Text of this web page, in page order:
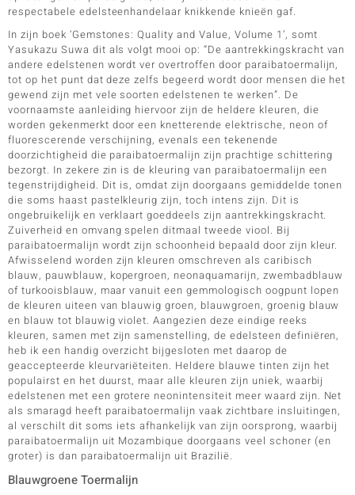
respectabele edelsteenhandelaar knikkende knieën gaf.
In zijn boek ‘Gemstones: Quality and Value, Volume 1’, somt
Yasukazu Suwa dit als volgt mooi op: “De aantrekkingskracht van
andere edelstenen wordt ver overtroffen door paraibatoermalijn,
tot op het punt dat deze zelfs begeerd wordt door mensen die het
gewend zijn met vele soorten edelstenen te werken”. De
voornaamste aanleiding hiervoor zijn de heldere kleuren, die
worden gekenmerkt door een knetterende elektrische, neon of
fluorescerende verschijning, evenals een tekenende
doorzichtigheid die paraibatoermalijn zijn prachtige schittering
bezorgt. In zekere zin is de kleuring van paraibatoermalijn een
tegenstrijdigheid. Dit is, omdat zijn doorgaans gemiddelde tonen
die soms haast pastelkleurig zijn, toch intens zijn. Dit is
ongebruikelijk en verklaart goeddeels zijn aantrekkingskracht.
Zuiverheid en omvang spelen ditmaal tweede viool. Bij
paraibatoermalijn wordt zijn schoonheid bepaald door zijn kleur.
Afwisselend worden zijn kleuren omschreven als caribisch
blauw, pauwblauw, kopergroen, neonaquamarijn, zwembadblauw
of turkooisblauw, maar vanuit een gemmologisch oogpunt lopen
de kleuren uiteen van blauwig groen, blauwgroen, groenig blauw
en blauw tot blauwig violet. Aangezien deze eindige reeks
kleuren, samen met zijn samenstelling, de edelsteen definiëren,
heb ik een handig overzicht bijgesloten met daarop de
geaccepteerde kleurvariëteiten. Heldere blauwe tinten zijn het
populairst en het duurst, maar alle kleuren zijn uniek, waarbij
edelstenen met een grotere neonintensiteit meer waard zijn. Net
als smaragd heeft paraibatoermalijn vaak zichtbare insluitingen,
al verschilt dit soms iets afhankelijk van zijn oorsprong, waarbij
paraibatoermalijn uit Mozambique doorgaans veel schoner (en
groter) is dan paraibatoermalijn uit Brazilië.
Blauwgroene Toermalijn